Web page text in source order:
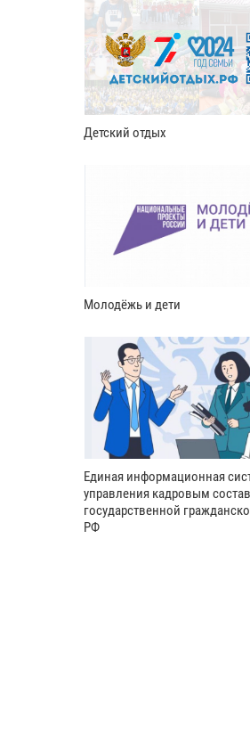
Детский отдых
Молодёжь и дети
Единая информационная
управления кадровым
государственной
РФ